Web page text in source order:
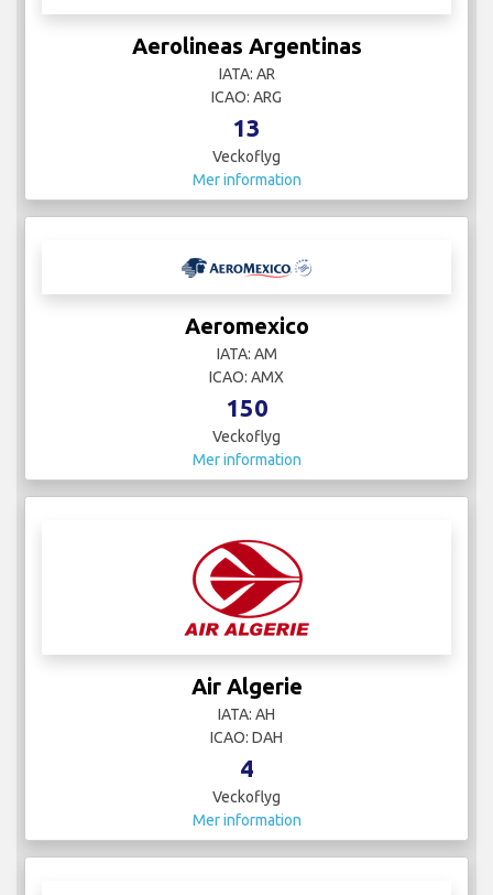
Aerolineas Argentinas
IATA: AR
ICAO: ARG
13
Veckoflyg
Mer information
Aeromexico
IATA: AM
ICAO: AMX
150
Veckoflyg
Mer information
Air Algerie
IATA: AH
ICAO: DAH
4
Veckoflyg
Mer information